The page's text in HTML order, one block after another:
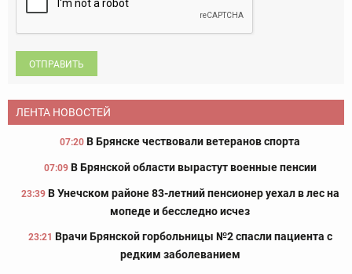
ОТПРАВИТЬ
ЛЕНТА НОВОСТЕЙ
07:20 В Брянске чествовали ветеранов спорта
07:09 В Брянской области вырастут военные пенсии
23:39 В Унечском районе 83-летний пенсионер уехал в лес на
мопеде и бесследно исчез
23:21 Врачи Брянской горбольницы №2 спасли пациента с
редким заболеванием